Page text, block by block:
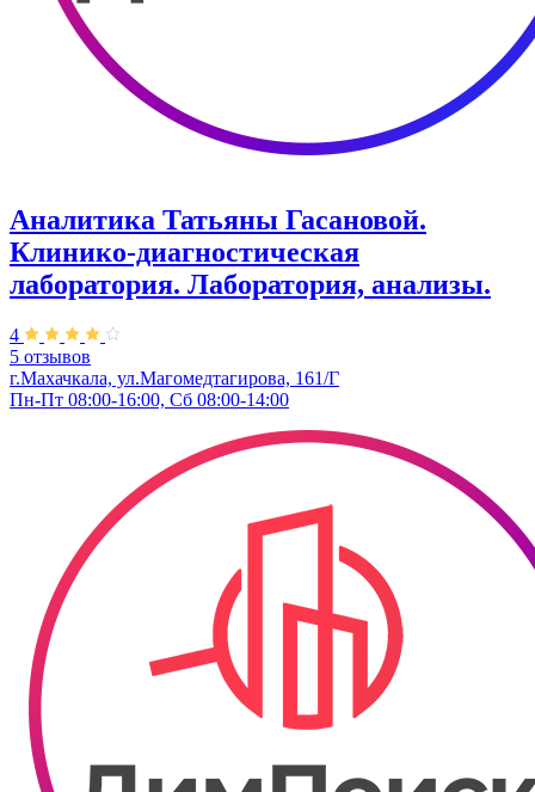
Аналитика Татьяны Гасановой.
Клинико-диагностическая
лаборатория. Лаборатория, анализы.
4
5 отзывов
г.Махачкала, ул.Магомедтагирова, 161/Г
Пн-Пт 08:00-16:00, Сб 08:00-14:00